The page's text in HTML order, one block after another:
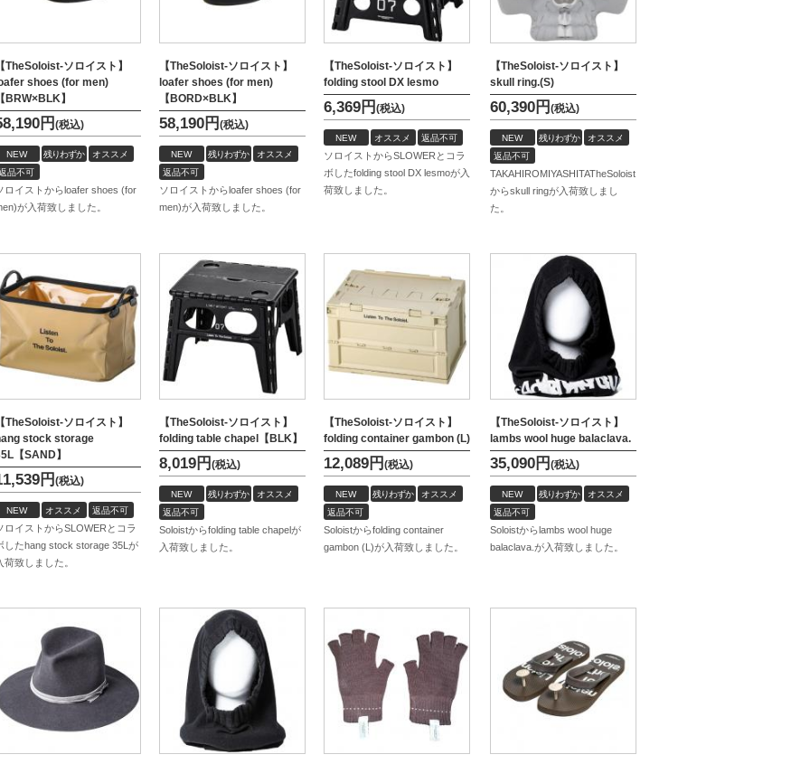
TheSoloist-ソロイスト】
shoes (for men)
BRW×BLK】
円 (税込)
NEW 残りわずか
オススメ
品不可
ロイストからloafer shoes (for
が入荷致しました。
【TheSoloist-ソロイスト】
loafer shoes (for men)
【BORD×BLK】
58,190円 (税込)
NEW 残りわずか
オススメ
返品不可
ソロイストからloafer shoes (for
men)が入荷致しました。
【TheSoloist-ソロイスト】
folding stool DX lesmo
6,369円 (税込)
NEW オススメ 返品不可
ソロイストからSLOWERとコラ
ボしたfolding stool DX lesmoが入
荷致しました。
【TheSoloist-ソロイスト】
skull ring.(S)
60,390円 (税込)
NEW 残りわずか
オススメ
返品不可
TAKAHIROMIYASHITATheSoloist
からskull ringが入荷致しまし
た。
TheSoloist-ソロイスト】
stock storage
【SAND】
円 (税込)
NEW オススメ 返品不可
ロイストからSLOWERとコラ
したhang stock storage 35Lが
荷致しました。
【TheSoloist-ソロイスト】
folding table chapel【BLK】
8,019円 (税込)
NEW 残りわずか
オススメ
返品不可
Soloistからfolding table chapelが
入荷致しました。
【TheSoloist-ソロイスト】
folding container gambon (L)
12,089円 (税込)
NEW 残りわずか
オススメ
返品不可
Soloistからfolding container
gambon (L)が入荷致しました。
【TheSoloist-ソロイスト】
lambs wool huge balaclava.
35,090円 (税込)
NEW 残りわずか
オススメ
返品不可
Soloistからlambs wool huge
balaclava.が入荷致しました。